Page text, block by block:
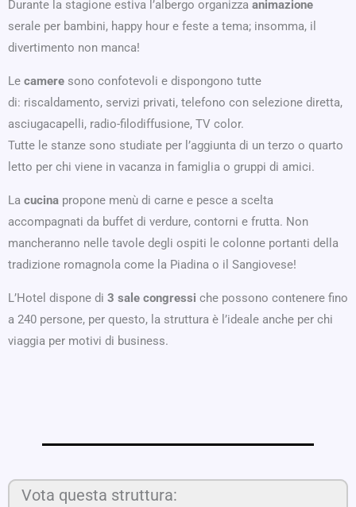
Durante la stagione estiva l’albergo organizza animazione
serale per bambini, happy hour e feste a tema; insomma, il
divertimento non manca!
Le camere sono confotevoli e dispongono tutte
di: riscaldamento, servizi privati, telefono con selezione diretta,
asciugacapelli, radio-filodiffusione, TV color.
Tutte le stanze sono studiate per l’aggiunta di un terzo o quarto
letto per chi viene in vacanza in famiglia o gruppi di amici.
La cucina propone menù di carne e pesce a scelta
accompagnati da buffet di verdure, contorni e frutta. Non
mancheranno nelle tavole degli ospiti le colonne portanti della
tradizione romagnola come la Piadina o il Sangiovese!
L’Hotel dispone di 3 sale congressi che possono contenere fino
a 240 persone, per questo, la struttura è l’ideale anche per chi
viaggia per motivi di business.
Vota questa struttura: